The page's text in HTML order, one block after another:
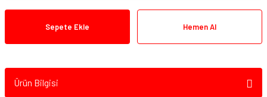
Sepete Ekle Hemen Al
Ürün Bilgisi